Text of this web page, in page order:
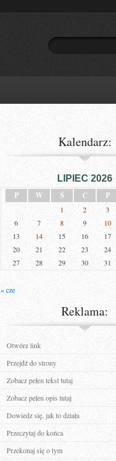
Kalendarz:
LIPIEC 2026
P
W Ś C P
1 2 3
6
7 8 9 10
13
14 15 16 17
20
21 22 23 24
27
28 29 30 31
« cze
Reklama:
Otwórz link
Przejdź do strony
Zobacz pełen tekst tutaj
Zobacz pełen opis tutaj
Dowiedz się, jak to działa
Przeczytaj do końca
Przekonaj się o tym